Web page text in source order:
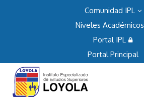
Comunidad IPL
Niveles Académicos
Portal IPL
Portal Principal